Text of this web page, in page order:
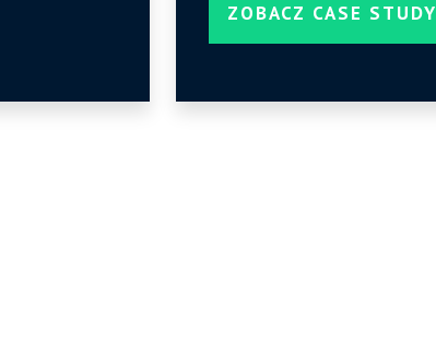
ZOBACZ CASE STUDY